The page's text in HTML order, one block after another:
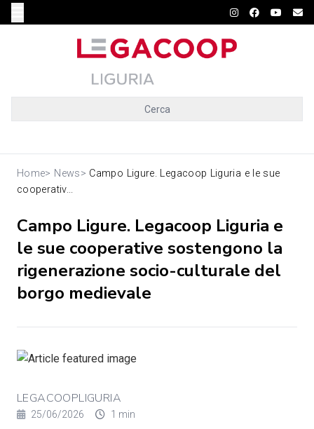
Cerca
Home> News> Campo Ligure. Legacoop Liguria e le sue
cooperativ...
Campo Ligure. Legacoop Liguria e
le sue cooperative sostengono la
rigenerazione socio-culturale del
borgo medievale
LEGACOOPLIGURIA
25/06/2026 1 min